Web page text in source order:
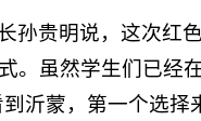
孙贵明说，这次红
。虽然学生们已经
沂蒙，第一个选